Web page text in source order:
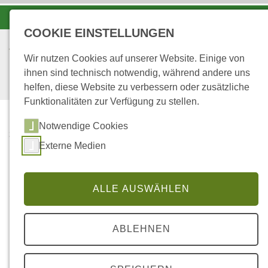
STARTSEITE
...
PFÄLZER RHEINAUEN
Forstamt Pfälzer
Rheinauen
COOKIE EINSTELLUNGEN
Wir nutzen Cookies auf unserer Website. Einige von
ihnen sind technisch notwendig, während andere uns
helfen, diese Website zu verbessern oder zusätzliche
Funktionalitäten zur Verfügung zu stellen.
Notwendige Cookies
Externe Medien
ALLE AUSWÄHLEN
ABLEHNEN